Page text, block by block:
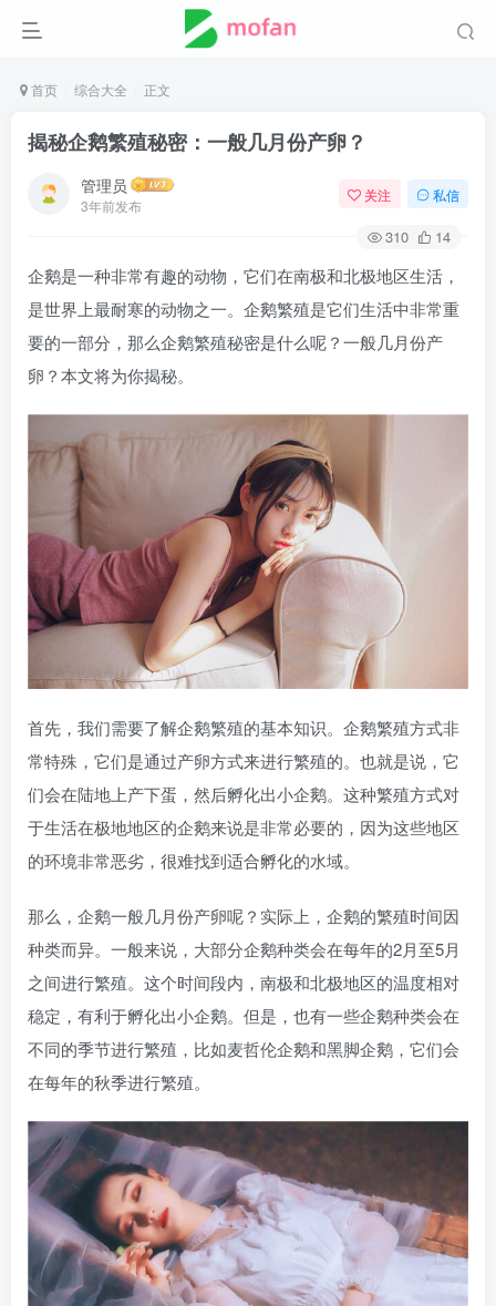
首页 综合大全 正文
揭秘企鹅繁殖秘密：一般几月份产卵？
管理员
3年前发布
关注 私信
310 14
企鹅是一种非常有趣的动物，它们在南极和北极地区生活，
是世界上最耐寒的动物之一。企鹅繁殖是它们生活中非常重
要的一部分，那么企鹅繁殖秘密是什么呢？一般几月份产
卵？本文将为你揭秘。
首先，我们需要了解企鹅繁殖的基本知识。企鹅繁殖方式非
常特殊，它们是通过产卵方式来进行繁殖的。也就是说，它
们会在陆地上产下蛋，然后孵化出小企鹅。这种繁殖方式对
于生活在极地地区的企鹅来说是非常必要的，因为这些地区
的环境非常恶劣，很难找到适合孵化的水域。
那么，企鹅一般几月份产卵呢？实际上，企鹅的繁殖时间因
种类而异。一般来说，大部分企鹅种类会在每年的2月至5月
之间进行繁殖。这个时间段内，南极和北极地区的温度相对
稳定，有利于孵化出小企鹅。但是，也有一些企鹅种类会在
不同的季节进行繁殖，比如麦哲伦企鹅和黑脚企鹅，它们会
在每年的秋季进行繁殖。